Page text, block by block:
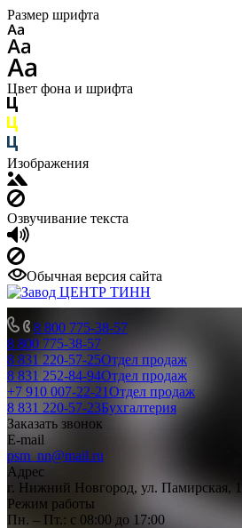
Размер шрифта
Цвет фона и шрифта
Изображения
Озвучивание текста
Обычная версия сайта
8 800 775-38-57
8 800 775-38-57
8 831 220-57-25Отдел продаж
8 831 252-84-94Отдел продаж
+7 910 007-22-21Отдел продаж
8 831 220-57-23Бухгалтерия
Заказать звонок
E-mail
psm_nn@mail.ru
Адрес
г. Нижний Новгород, ул. Памирская, 11
Режим работы
Пн. – Пт.: с 08:00 до 17:00